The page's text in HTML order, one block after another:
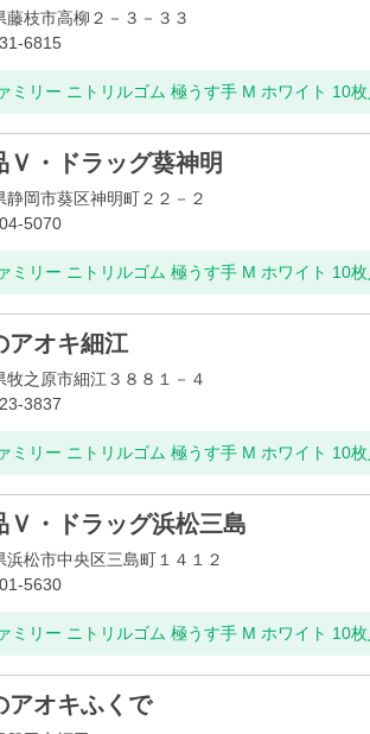
藤枝市高柳２－３－３３
6815
ミリー ニトリルゴム 極うす手 M ホワイト 10枚
Ｖ・ドラッグ葵神明
静岡市葵区神明町２２－２
5070
ミリー ニトリルゴム 極うす手 M ホワイト 10枚
アオキ細江
牧之原市細江３８８１－４
3837
ミリー ニトリルゴム 極うす手 M ホワイト 10枚
Ｖ・ドラッグ浜松三島
浜松市中央区三島町１４１２
5630
ミリー ニトリルゴム 極うす手 M ホワイト 10枚
アオキふくで